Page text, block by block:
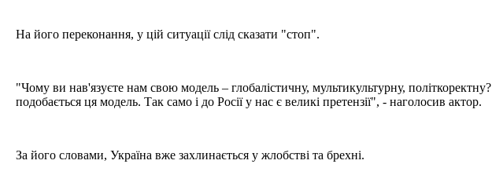
На його переконання, у цій ситуації слід сказати "стоп".
"Чому ви нав'язуєте нам свою модель – глобалістичну, мультикультурну,
подобається ця модель. Так само і до Росії у нас є великі претензії", - наголосив актор.
За його словами, Україна вже захлинається у жлобстві та брехні.